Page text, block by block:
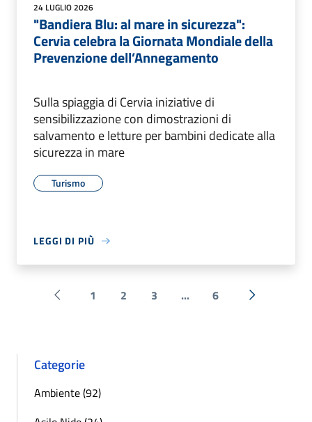
24 LUGLIO 2026
"Bandiera Blu: al mare in sicurezza":
Cervia celebra la Giornata Mondiale della
Prevenzione dell’Annegamento
Sulla spiaggia di Cervia iniziative di
sensibilizzazione con dimostrazioni di
salvamento e letture per bambini dedicate alla
sicurezza in mare
Turismo
LEGGI DI PIÙ
Pagina precedente
1 2 3 ... 6 Successiva
Categorie
Ambiente (92)